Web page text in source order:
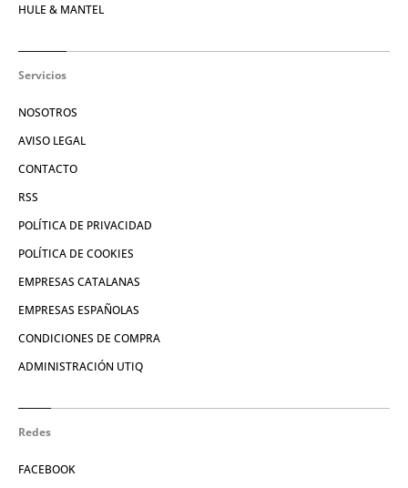
HULE & MANTEL
Servicios
NOSOTROS
AVISO LEGAL
CONTACTO
RSS
POLÍTICA DE PRIVACIDAD
POLÍTICA DE COOKIES
EMPRESAS CATALANAS
EMPRESAS ESPAÑOLAS
CONDICIONES DE COMPRA
ADMINISTRACIÓN UTIQ
Redes
FACEBOOK